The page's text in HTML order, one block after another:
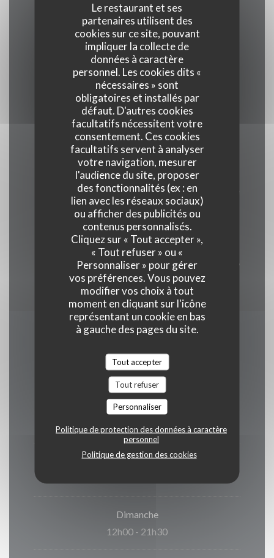
Le restaurant et ses
partenaires utilisent des
cookies sur ce site, pouvant
impliquer la collecte de
données à caractère
personnel. Les cookies dits «
nécessaires » sont
obligatoires et installés par
défaut. D'autres cookies
facultatifs nécessitent votre
consentement. Ces cookies
facultatifs servent à analyser
votre navigation, mesurer
l'audience du site, proposer
des fonctionnalités (ex : en
lien avec les réseaux sociaux)
ou afficher des publicités ou
contenus personnalisés.
Cliquez sur « Tout accepter »,
« Tout refuser » ou «
Personnaliser » pour gérer
vos préférences. Vous pouvez
modifier vos choix à tout
moment en cliquant sur l'icône
représentant un cookie en bas
à gauche des pages du site.
Tout accepter
Tout refuser
Personnaliser
Politique de protection des données à caractère
personnel
Politique de gestion des cookies
Cuisine
Cuisine Traditionnelle, Belge
Type de restaurant
Restaurant Traditionnel, Epicerie Fine
Services
Vente à emporter, Terrasse couverte,
Privatisation, Parking public, Accès Wifi, épicerie
fine
Moyens de paiement
Eurocard/Mastercard, Bancontact / Mister Cash,
Espèces, Visa, Carte Bleue
Lun-Mer
Fermé
Jeu-Sam
Dimanche
12h00 - 21h30